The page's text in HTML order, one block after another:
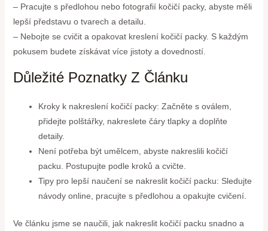
– Pracujte s předlohou nebo fotografií kočičí packy, abyste měli
lepší představu o tvarech a detailu.
– Nebojte se cvičit a opakovat kreslení kočičí packy. S každým
pokusem budete získávat více jistoty a dovedností.
Důležité Poznatky Z Článku
Kroky k nakreslení kočičí packy: Začněte s oválem,
přidejte polštářky, nakreslete čáry tlapky a doplňte
detaily.
Není potřeba být umělcem, abyste nakreslili kočičí
packu. Postupujte podle kroků a cvičte.
Tipy pro lepší naučení se nakreslit kočičí packu: Sledujte
návody online, pracujte s předlohou a opakujte cvičení.
Ve článku jsme se naučili, jak nakreslit kočičí packu snadno a